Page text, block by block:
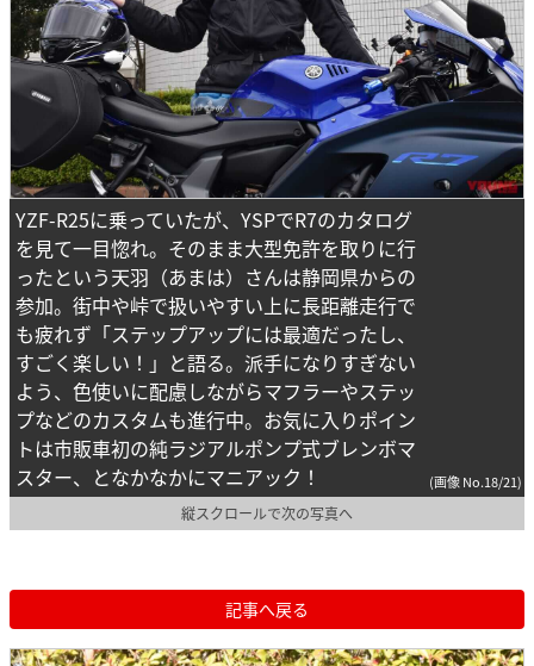
YZF-R25に乗っていたが、YSPでR7のカタログ
を見て一目惚れ。そのまま大型免許を取りに行
ったという天羽（あまは）さんは静岡県からの
参加。街中や峠で扱いやすい上に長距離走行で
も疲れず「ステップアップには最適だったし、
すごく楽しい！」と語る。派手になりすぎない
よう、色使いに配慮しながらマフラーやステッ
プなどのカスタムも進行中。お気に入りポイン
トは市販車初の純ラジアルポンプ式ブレンボマ
スター、となかなかにマニアック！
(画像 No.18/21)
縦スクロールで次の写真へ
記事へ戻る